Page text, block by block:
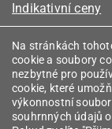
Indikativní ceny
Registr
Registr
Srovnávače
Na stránkách
cookie a soubory
nezbytné pro
cookie, které
výkonnostní
souhrnných údajů